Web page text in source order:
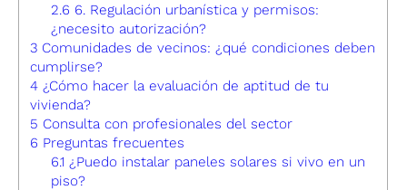
2.6 6. Regulación urbanística y permisos:
¿necesito autorización?
3 Comunidades de vecinos: ¿qué condiciones deben
cumplirse?
4 ¿Cómo hacer la evaluación de aptitud de tu
vivienda?
5 Consulta con profesionales del sector
6 Preguntas frecuentes
6.1 ¿Puedo instalar paneles solares si vivo en un
piso?